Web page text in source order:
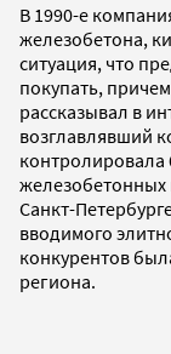
В 1990-е
железобетона,
ситуация, что
покупать,
рассказывал в
возглавлявший
контролировала
железобетонных
Санкт-
вводимого
конкурентов
региона.